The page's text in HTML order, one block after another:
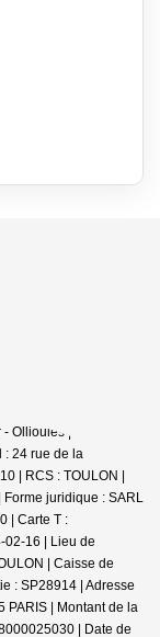
Ollioules | Raison
: 24 rue de la
| RCS : TOULON |
juridique : SARL
| Carte T :
02-16 | Lieu de
| Caisse de
: SP28914 | Adresse
PARIS | Montant de la
| Date de